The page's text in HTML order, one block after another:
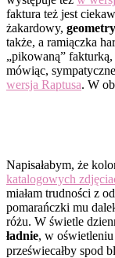
faktura też jest
żakardowy,
także, a ramiączka
„pikowaną”
mówiąc,
wersja Raptusa. W
Napisałabym, że
katalogowych
miałam trudności z
pomarańczki mu
różu. W świetle
ładnie, w
przeświecałby spod